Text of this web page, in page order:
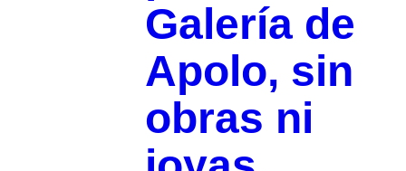
Galería de
Apolo, sin
obras ni